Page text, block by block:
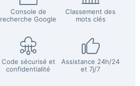
Console de
recherche Google
Classement des
mots clés
Code sécurisé et
confidentialité
Assistance 24h/24
et 7j/7